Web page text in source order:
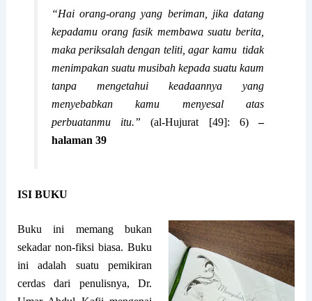
“Hai orang-orang yang beriman, jika datang
kepadamu orang fasik membawa suatu berita,
maka periksalah dengan teliti, agar kamu tidak
menimpakan suatu musibah kepada suatu kaum
tanpa mengetahui keadaannya yang
menyebabkan kamu menyesal atas
perbuatanmu itu.” (al-Hujurat [49]: 6)–
halaman 39
ISI BUKU
Buku ini memang bukan
sekadar non-fiksi biasa. Buku
ini adalah suatu pemikiran
cerdas dari penulisnya, Dr.